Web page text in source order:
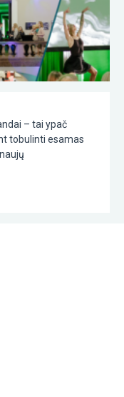
– tai ypač
tobulinti esamas